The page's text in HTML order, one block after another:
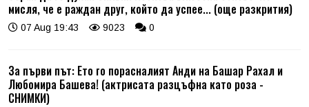
мисля, че е раждан друг, който да успее... (още разкрития)
07 Aug 19:43 9023 0
За първи път: Ето го порасналият Анди на Башар Рахал и
Любомира Башева! (актрисата разцъфна като роза -
СНИМКИ)